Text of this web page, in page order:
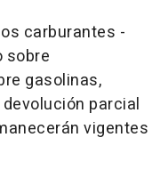
carburantes -
sobre
gasolinas,
parcial
vigentes